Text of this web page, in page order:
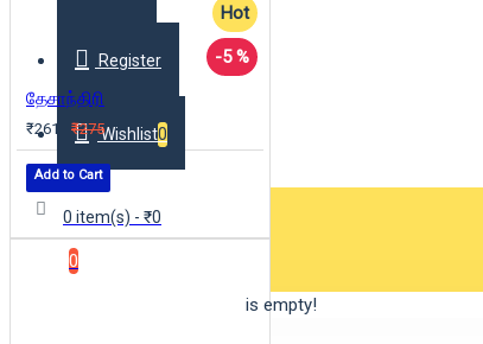
Register
Wishlist0
0 item(s) - ₹0
0
Your shopping cart is empty!
Hot
-5 %
தேசாந்திரி
₹261 ₹275
Add to Cart